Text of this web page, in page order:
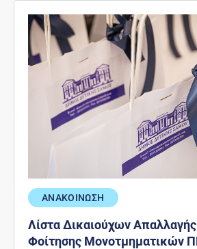
ΑΝΑΚΟΙΝΩΣΗ
Λίστα Δικαιούχων
Φοίτησης Μονοτμηματικών